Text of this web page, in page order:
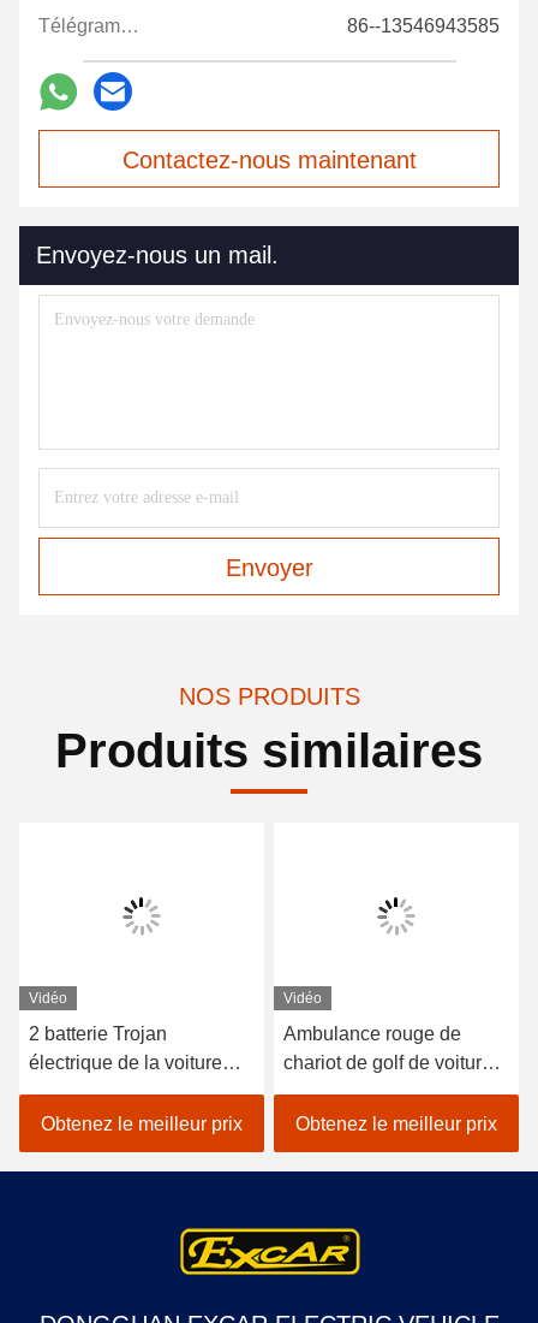
Télégramme: 86--13546943585
Contactez-nous maintenant
Envoyez-nous un mail.
Envoyer
NOS PRODUITS
Produits similaires
Vidéo
2 batterie Trojan
électrique de la voiture
3.7KW 48V d'ambulance
de Seater avec la boîte de
cargaison
Obtenez le meilleur prix
Vidéo
Ambulance rouge de
chariot de golf de voiture
électrique
environnementale
d'ambulance pour l'hôpital
Obtenez le meilleur prix